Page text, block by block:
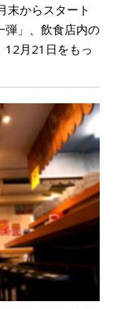
末からスタート
弾」、飲食店内の
12月21日をもっ